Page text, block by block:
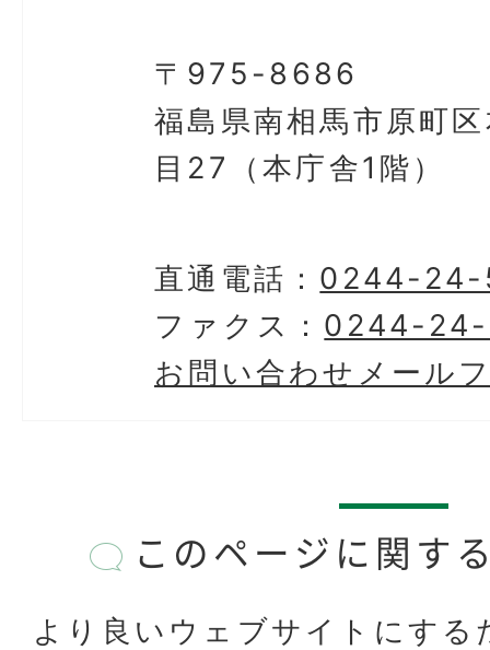
〒975-8686
福島県南相馬市原町
目27（本庁舎1階）
直通電話： 0244-
ファクス： 0244-
お問い合わせメール
このページに関す
より良いウェブサイトにする